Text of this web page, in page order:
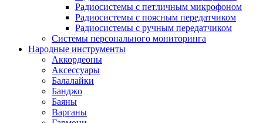
Радиосистемы с петличным микрофоном
Радиосистемы с поясным передатчиком
Радиосистемы с ручным передатчиком
Системы персонального мониторинга
Народные инструменты
Аккордеоны
Аксессуары
Балалайки
Банджо
Баяны
Варганы